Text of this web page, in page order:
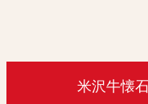
米沢牛懐